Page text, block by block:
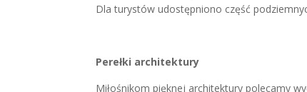
Dla turystów udostępniono część
Perełki architektury
Miłośnikom pięknej architektury polecamy